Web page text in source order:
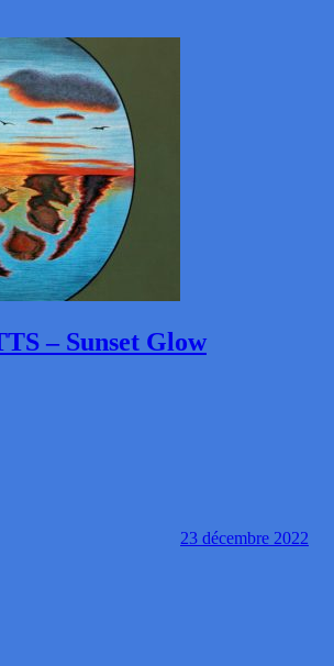
– Sunset Glow
23 décembre 2022